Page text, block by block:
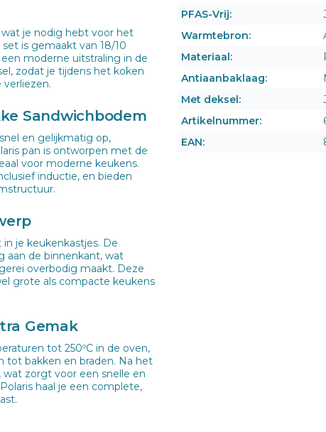
je nodig hebt voor het
is gemaakt van 18/10
moderne uitstraling in de
zodat je tijdens het koken
Sandwichbodem
en gelijkmatig op,
pan is ontworpen met de
voor moderne keukens.
inductie, en bieden
je keukenkastjes. De
aan de binnenkant, wat
overbodig maakt. Deze
grote als compacte keukens
Gemak
tot 250ºC in de oven,
tot bakken en braden. Na het
zorgt voor een snelle en
haal je een complete,
PFAS-Vrij:
Warmtebron:
Materiaal:
Antiaanbaklaag:
Met deksel:
Artikelnummer:
EAN: